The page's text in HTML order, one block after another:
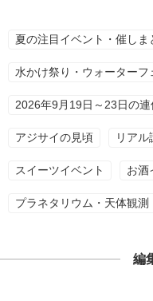
夏の注目イベント・催しま
水かけ祭り・ウォーターフ
2026年9月19日～23日の連
アジサイの見頃 リアル
スイーツイベント お酒
プラネタリウム・天体観測
編